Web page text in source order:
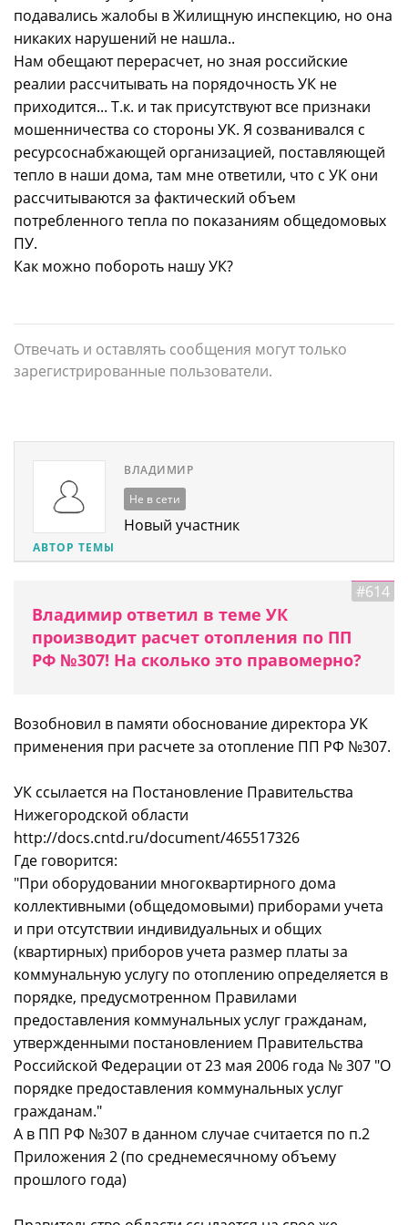
подавались жалобы в Жилищную инспекцию, но она
никаких нарушений не нашла..
Нам обещают перерасчет, но зная российские
реалии рассчитывать на порядочность УК не
приходится... Т.к. и так присутствуют все признаки
мошенничества со стороны УК. Я созванивался с
ресурсоснабжающей организацией, поставляющей
тепло в наши дома, там мне ответили, что с УК они
рассчитываются за фактический объем
потребленного тепла по показаниям общедомовых
ПУ.
Как можно побороть нашу УК?
Отвечать и оставлять сообщения могут только
зарегистрированные пользователи.
ВЛАДИМИР
АВТОР ТЕМЫ
Не в сети
Новый участник
#614
Владимир ответил в теме УК
производит расчет отопления по ПП
РФ №307! На сколько это правомерно?
Возобновил в памяти обоснование директора УК
применения при расчете за отопление ПП РФ №307.
УК ссылается на Постановление Правительства
Нижегородской области
http://docs.cntd.ru/document/465517326
Где говорится:
"При оборудовании многоквартирного дома
коллективными (общедомовыми) приборами учета
и при отсутствии индивидуальных и общих
(квартирных) приборов учета размер платы за
коммунальную услугу по отоплению определяется в
порядке, предусмотренном Правилами
предоставления коммунальных услуг гражданам,
утвержденными постановлением Правительства
Российской Федерации от 23 мая 2006 года № 307 "О
порядке предоставления коммунальных услуг
гражданам."
А в ПП РФ №307 в данном случае считается по п.2
Приложения 2 (по среднемесячному объему
прошлого года)